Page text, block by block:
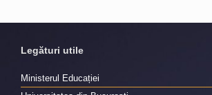
Legături utile
Ministerul Educației